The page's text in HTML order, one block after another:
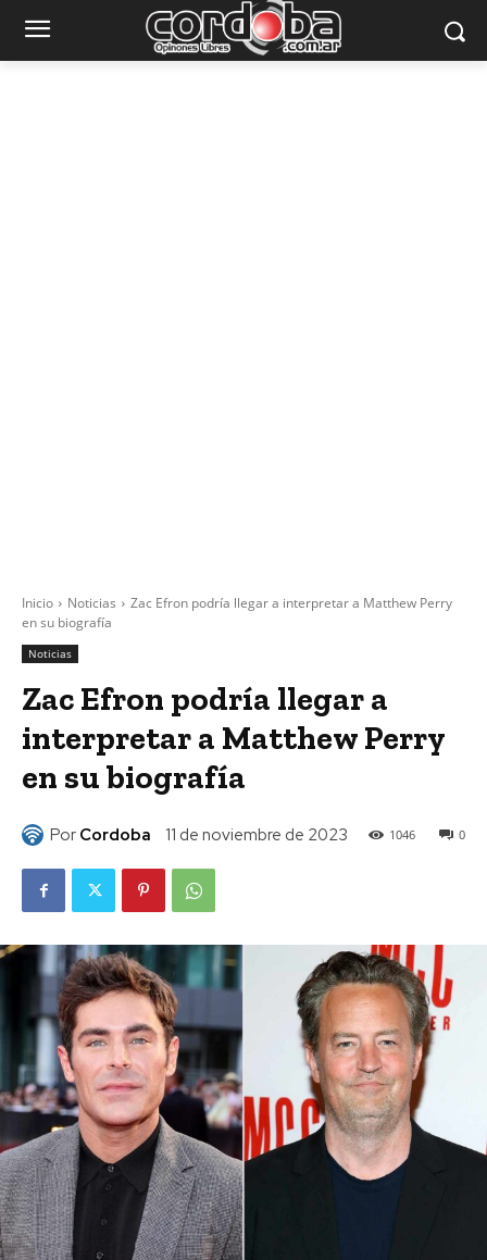
Inicio Noticias
Zac Efron podría llegar a interpretar a Matthew Perry
en su biografía
Noticias
Zac Efron podría llegar a
interpretar a Matthew Perry
en su biografía
Por Cordoba 11 de noviembre de 2023 0
1046